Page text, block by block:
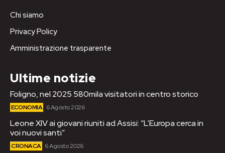
Chi siamo
Privacy Policy
Amministrazione trasparente
Ultime notizie
Foligno, nel 2025 580mila visitatori in centro storico
ECONOMIA 6 Agosto 2026
Leone XIV ai giovani riuniti ad Assisi: “L’Europa cerca in
voi nuovi santi”
CRONACA 6 Agosto 2026